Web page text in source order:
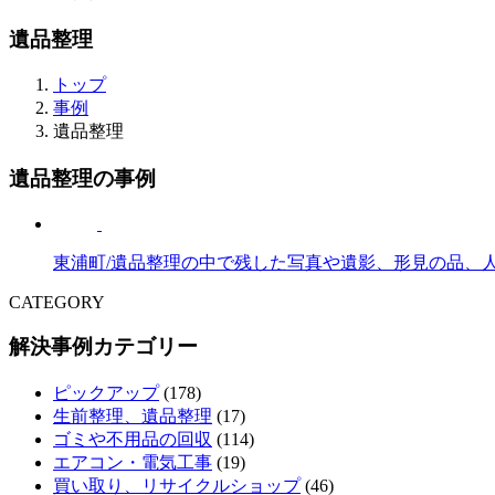
遺品整理
トップ
事例
遺品整理
遺品整理の事例
東浦町/遺品整理の中で残した写真や遺影、形見の品、
CATEGORY
解決事例カテゴリー
ピックアップ(178)
生前整理、遺品整理 (17)
ゴミや不用品の回収 (114)
エアコン・電気工事 (19)
買い取り、リサイクルショップ(46)